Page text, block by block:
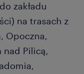
zakładu
na trasach z
Opoczna,
nad Pilicą,